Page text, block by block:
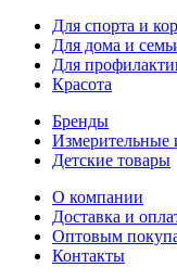
Для спорта и
Для дома и
Для
Красота
Бренды
Измерительные
Детские товары
О компании
Доставка и
Оптовым
Контакты